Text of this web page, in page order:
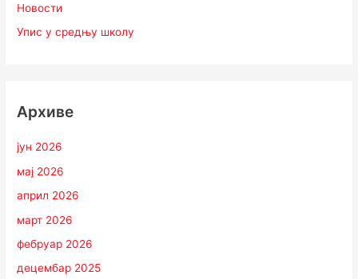
Новости
Упис у средњу школу
Архиве
јун 2026
мај 2026
април 2026
март 2026
фебруар 2026
децембар 2025